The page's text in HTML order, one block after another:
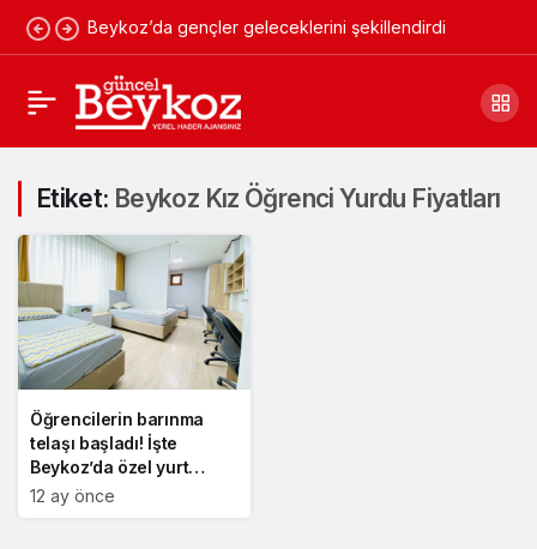
Beykoz’da gençler geleceklerini şekillendirdi
Etiket: Beykoz Kız Öğrenci Yurdu Fiyatları
Öğrencilerin barınma
telaşı başladı! İşte
Beykoz’da özel yurt
fiyatları
12 ay önce